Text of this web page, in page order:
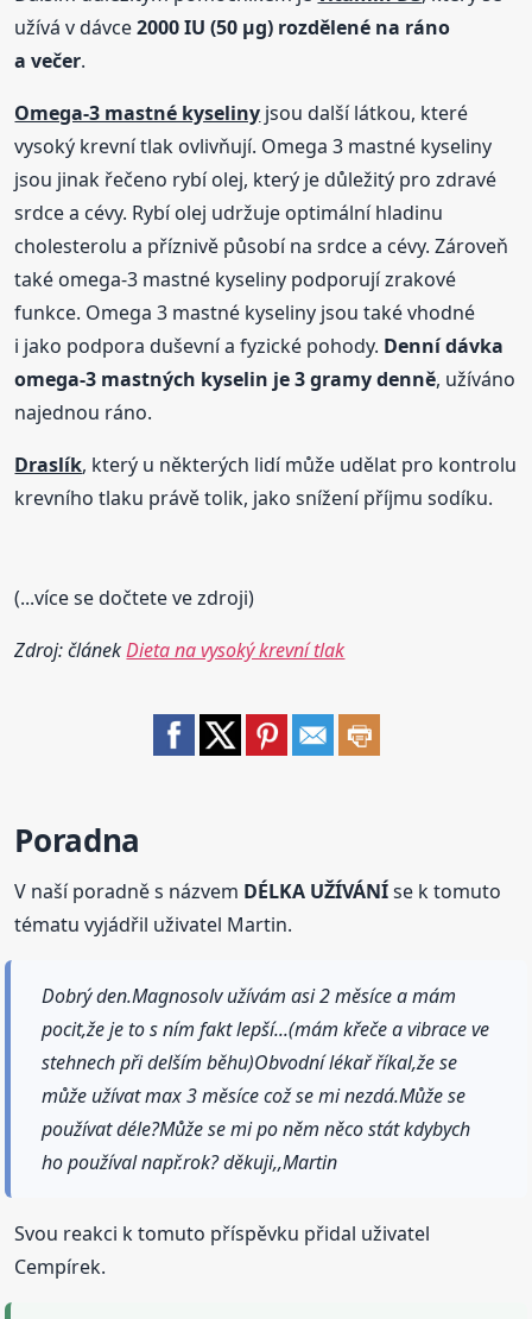
užívá v dávce2000 IU (50 µg) rozdělené na ráno
a večer.
Omega-3 mastné kyseliny jsou další látkou, které
vysoký krevní tlak ovlivňují. Omega 3 mastné kyseliny
jsou jinak řečeno rybí olej, který je důležitý pro zdravé
srdce a cévy. Rybí olej udržuje optimální hladinu
cholesterolu a příznivě působí na srdce a cévy. Zároveň
také omega-3 mastné kyseliny podporují zrakové
funkce. Omega 3 mastné kyseliny jsou také vhodné
i jako podpora duševní a fyzické pohody. Denní dávka
omega-3 mastných kyselin je 3 gramy denně, užíváno
najednou ráno.
Draslík, který u některých lidí může udělat pro kontrolu
krevního tlaku právě tolik, jako snížení příjmu sodíku.
(...více se dočtete ve zdroji)
Zdroj: článekDieta na vysoký krevní tlak
Poradna
V naší poradně s názvem DÉLKA UŽÍVÁNÍse k tomuto
tématu vyjádřil uživatel Martin.
Dobrý den.Magnosolv užívám asi 2 měsíce a mám
pocit,že je to s ním fakt lepší...(mám křeče a vibrace ve
stehnech při delším běhu)Obvodní lékař říkal,že se
může užívat max 3 měsíce což se mi nezdá.Může se
používat déle?Může se mi po něm něco stát kdybych
ho používal např.rok? děkuji,,Martin
Svou reakci k tomuto příspěvku přidal uživatel
Cempírek.